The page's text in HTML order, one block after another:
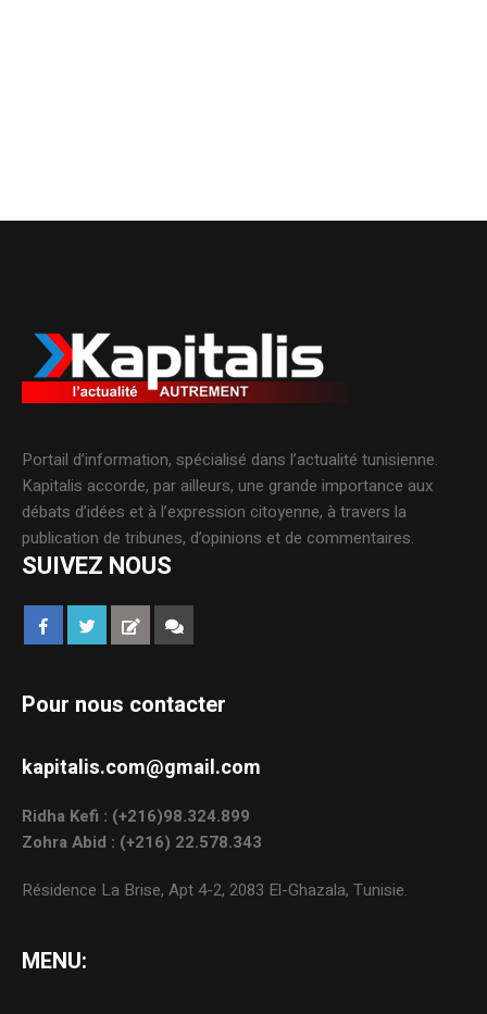
Portail d’information, spécialisé dans l’actualité tunisienne.
Kapitalis accorde, par ailleurs, une grande importance aux
débats d’idées et à l’expression citoyenne, à travers la
publication de tribunes, d’opinions et de commentaires.
SUIVEZ NOUS
Pour nous contacter
kapitalis.com@gmail.com
Ridha Kefi : (+216)98.324.899
Zohra Abid : (+216) 22.578.343
Résidence La Brise, Apt 4-2, 2083 El-Ghazala, Tunisie.
MENU: